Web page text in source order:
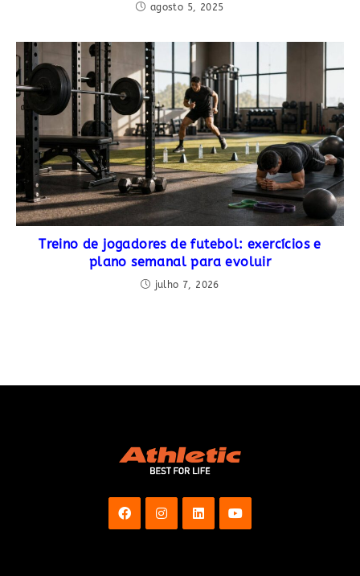
agosto 5, 2025
Treino de jogadores de futebol: exercícios e
plano semanal para evoluir
julho 7, 2026